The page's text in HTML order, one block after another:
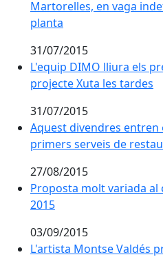
Martorelles, en vaga
planta
31/07/2015
L'equip DIMO lliura els
L'equip DIMO lliura els
projecte Xuta les tardes
31/07/2015
Aquest divendres
Aquest divendres
primers serveis de
27/08/2015
Proposta molt variada al
Proposta molt variada al
2015
03/09/2015
L'artista Montse Valdés
L'artista Montse Valdés